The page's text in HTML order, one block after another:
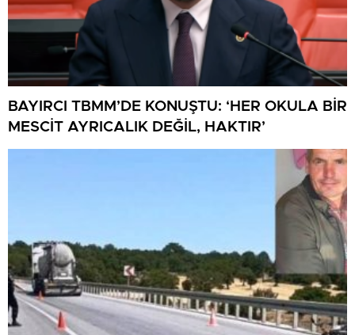
BAYIRCI TBMM’DE KONUŞTU: ‘HER OKULA BİR
MESCİT AYRICALIK DEĞİL, HAKTIR’